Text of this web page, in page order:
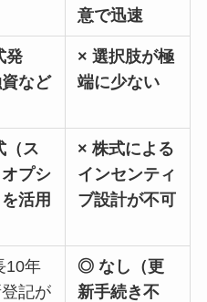
意で迅速
発
など
× 選択肢が極
端に少ない
ス
オプシ
活用
× 株式による
インセンティ
ブ設計が不可
10年
登記が
◎ なし（更
新手続き不